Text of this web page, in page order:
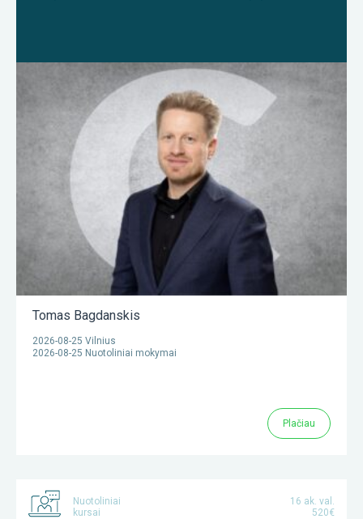
Tomas Bagdanskis
2026-08-25 Vilnius
2026-08-25 Nuotoliniai mokymai
Plačiau
Nuotoliniai
kursai
16 ak. val.
520€